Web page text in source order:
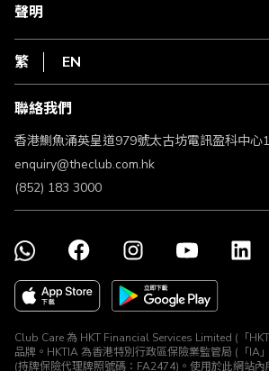
1010
HKT
聲明
私隱聲明
使用條款
條款及細則
不歧視及不騷擾聲明
認可牌照及通告
繁 EN
聯絡我們
香港鰂魚涌英皇道979號太古坊電訊盈科中心
enquiry@theclub.com.hk
(852) 183 3000
Club Care 為 HKT Financial Services Limited (「
品牌。HKTIA 為香港特別行政區保險業監管局 (「IA
(持牌保險代理牌照號碼：FA2474)。使用於此網站內